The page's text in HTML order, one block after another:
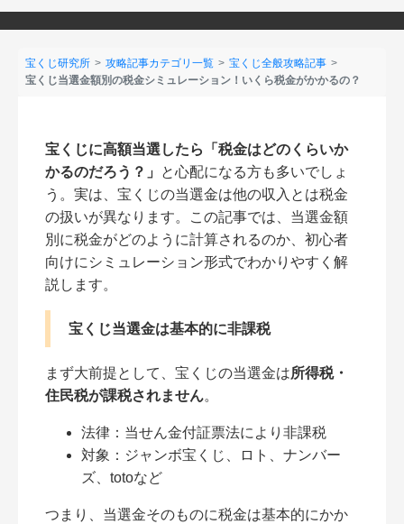
宝くじ研究所 攻略記事カテゴリ一覧
宝くじ全般攻略記事
宝くじ当選金額別の税金シミュレーション！いくら税金がかかるの？
宝くじに高額当選したら「税金はどのくらいか
かるのだろう？」
と心配になる方も多いでしょ
う。実は、宝くじの当選金は他の収入とは税金
の扱いが異なります。この記事では、当選金額
別に税金がどのように計算されるのか、初心者
向けにシミュレーション形式でわかりやすく解
説します。
宝くじ当選金は基本的に非課税
まず大前提として、宝くじの当選金は所得税・
住民税が課税されません。
法律：当せん金付証票法により非課税
対象：ジャンボ宝くじ、ロト、ナンバー
ズ、totoなど
つまり、当選金そのものに税金は基本的にかか